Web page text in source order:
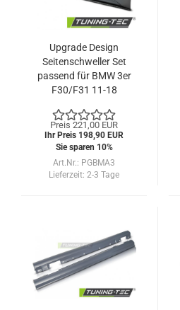
Upgrade Design
Seitenschweller Set
passend für BMW 3er
F30/F31 11-18
Preis 221,00 EUR
Ihr Preis 198,90 EUR
Sie sparen 10%
Art.Nr.: PGBMA3
Lieferzeit: 2-3 Tage